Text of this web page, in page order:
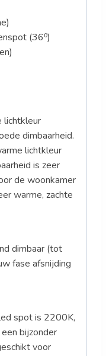
(36⁰)
lichtkleur
dimbaarheid.
lichtkleur
is zeer
de woonkamer
warme, zachte
dimbaar (tot
fase afsnijding
spot is 2200K,
bijzonder
voor